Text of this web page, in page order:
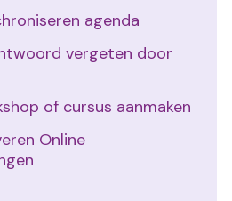
agenda
vergeten door
of cursus aanmaken
Online